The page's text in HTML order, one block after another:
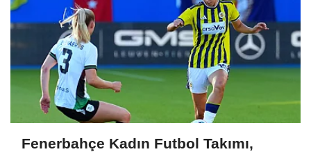
Fenerbahçe Kadın Futbol Takımı,